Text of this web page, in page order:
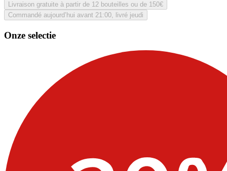
Livraison gratuite à partir de 12 bouteilles ou de 150€
Commandé aujourd’hui avant 21:00, livré jeudi
Onze selectie